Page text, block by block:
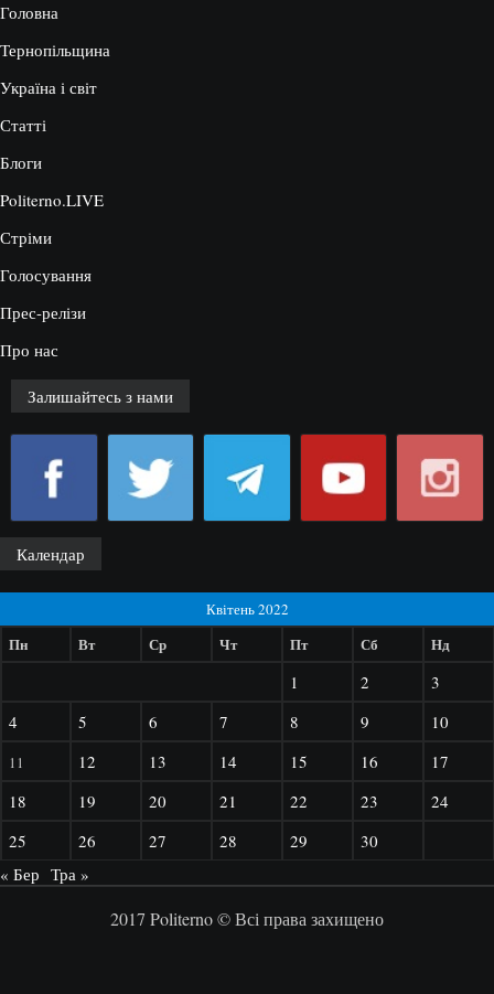
Головна
Тернопільщина
Україна і світ
Статті
Блоги
Politerno.LIVE
Стріми
Голосування
Прес-релізи
Про нас
Залишайтесь з нами
Календар
Квітень 2022
Пн Вт Ср Чт Пт Сб Нд
1 2
3
4
5 6 7 8 9 10
11 12 13 14 15 16
17
18
19 20 21 22 23
24
25
26 27 28 29
30
« Бер Тра »
2017 Politerno © Всі права захищено